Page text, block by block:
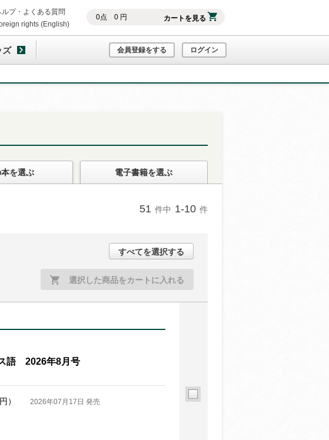
0点 0円 カートを見る
ルプ・よくある質問
rights (English)
ズ 会員登録をする ログイン
を選ぶ 電子書籍を選ぶ
51 件中 1-10 件
すべてを選択する
選択した商品をカートに入れる
語 2026年8月号
） 2026年07月17日 発売